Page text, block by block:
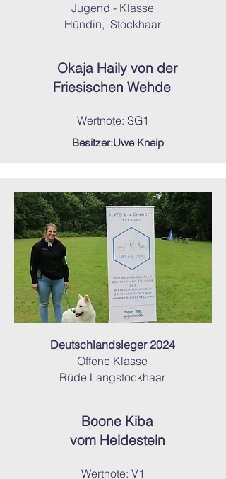
Jugend - Klasse
Hündin, Stockhaar
Okaja Haily von der
Friesischen Wehde
Wertnote: SG1
Besitzer:Uwe Kneip
Deutschlandsieger 2024
Offene Klasse
Rüde Langstockhaar
Boone Kiba
vom Heidestein
Wertnote: V1